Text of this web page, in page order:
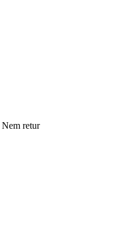
Nem retur